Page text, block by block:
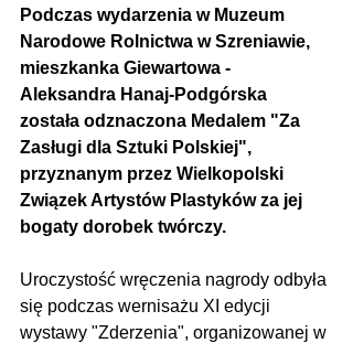
Podczas wydarzenia w Muzeum
Narodowe Rolnictwa w Szreniawie,
mieszkanka Giewartowa -
Aleksandra Hanaj-Podgórska
została odznaczona Medalem "Za
Zasługi dla Sztuki Polskiej",
przyznanym przez Wielkopolski
Związek Artystów Plastyków za jej
bogaty dorobek twórczy.
Uroczystość wręczenia nagrody odbyła
się podczas wernisażu XI edycji
wystawy "Zderzenia", organizowanej w